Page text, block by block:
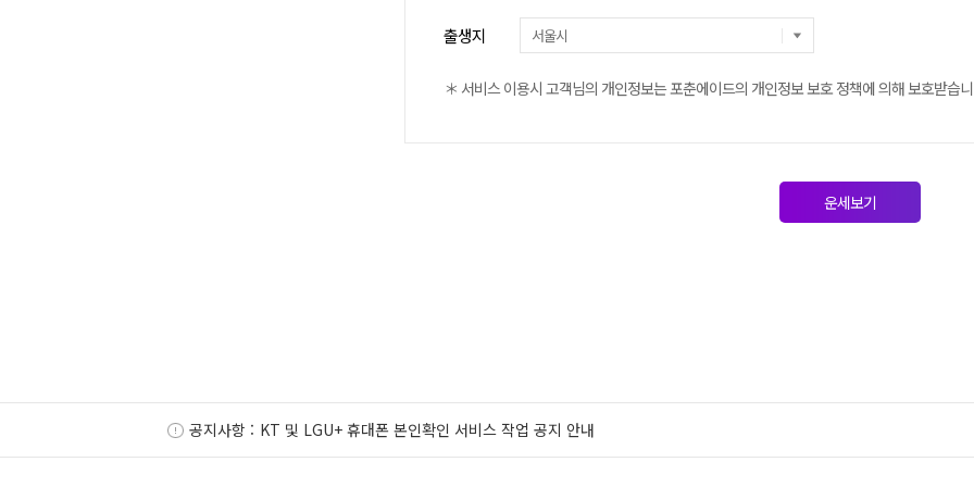
출생지
＊ 서비스 이용시 고객님의 개인정보는 포춘에이드의 개인정보 보호 정책에 의해 보호받습
운세보기
공지사항 : KT 및 LGU+ 휴대폰 본인확인 서비스 작업 공지 안내